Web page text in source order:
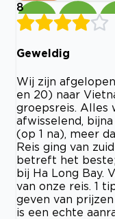
8
Geweldig
Wij zijn
en 20) naar
groepsreis. Alles
afwisselend,
(op 1 na), meer
Reis ging van
betreft het
bij Ha Long Bay.
van onze reis. 1
geven van
is een echte